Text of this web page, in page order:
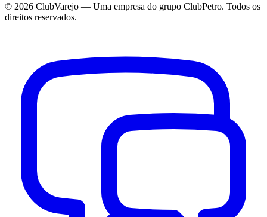
© 2026 ClubVarejo — Uma empresa do grupo ClubPetro. Todos os
direitos reservados.